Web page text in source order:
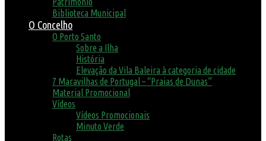
Biblioteca Municipal
O Concelho
O Porto Santo
Sobre a Ilha
História
Elevação da Vila Baleira à categoria de cidade
7 Maravilhas de Portugal – “Praias de Dunas”
Material Promocional
Vídeos
Vídeos Promocionais
Minuto Verde
Rotas